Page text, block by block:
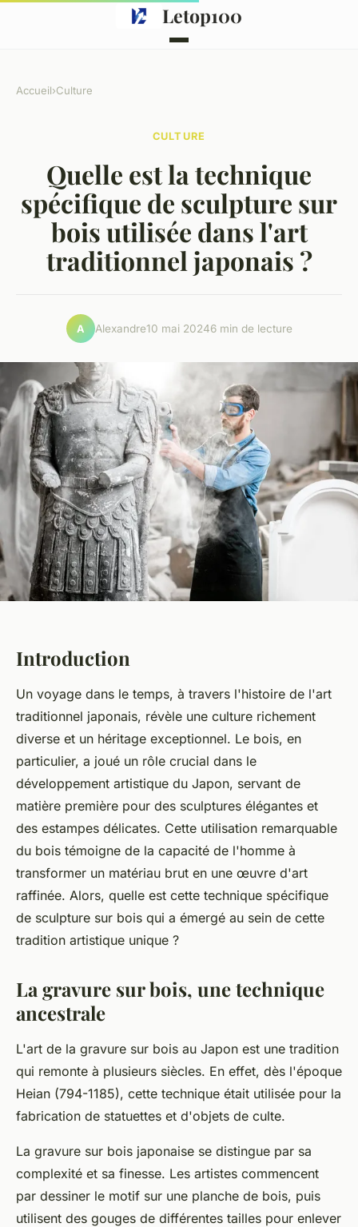
Letop100
Accueil›Culture
CULTURE
Quelle est la technique
spécifique de sculpture sur
bois utilisée dans l'art
traditionnel japonais ?
A Alexandre10 mai 20246 min de lecture
Introduction
Un voyage dans le temps, à travers l'histoire de l'art
traditionnel japonais, révèle une culture richement
diverse et un héritage exceptionnel. Le bois, en
particulier, a joué un rôle crucial dans le
développement artistique du Japon, servant de
matière première pour des sculptures élégantes et
des estampes délicates. Cette utilisation remarquable
du bois témoigne de la capacité de l'homme à
transformer un matériau brut en une œuvre d'art
raffinée. Alors, quelle est cette technique spécifique
de sculpture sur bois qui a émergé au sein de cette
tradition artistique unique ?
La gravure sur bois, une technique
ancestrale
L'art de la gravure sur bois au Japon est une tradition
qui remonte à plusieurs siècles. En effet, dès l'époque
Heian (794-1185), cette technique était utilisée pour la
fabrication de statuettes et d'objets de culte.
La gravure sur bois japonaise se distingue par sa
complexité et sa finesse. Les artistes commencent
par dessiner le motif sur une planche de bois, puis
utilisent des gouges de différentes tailles pour enlever